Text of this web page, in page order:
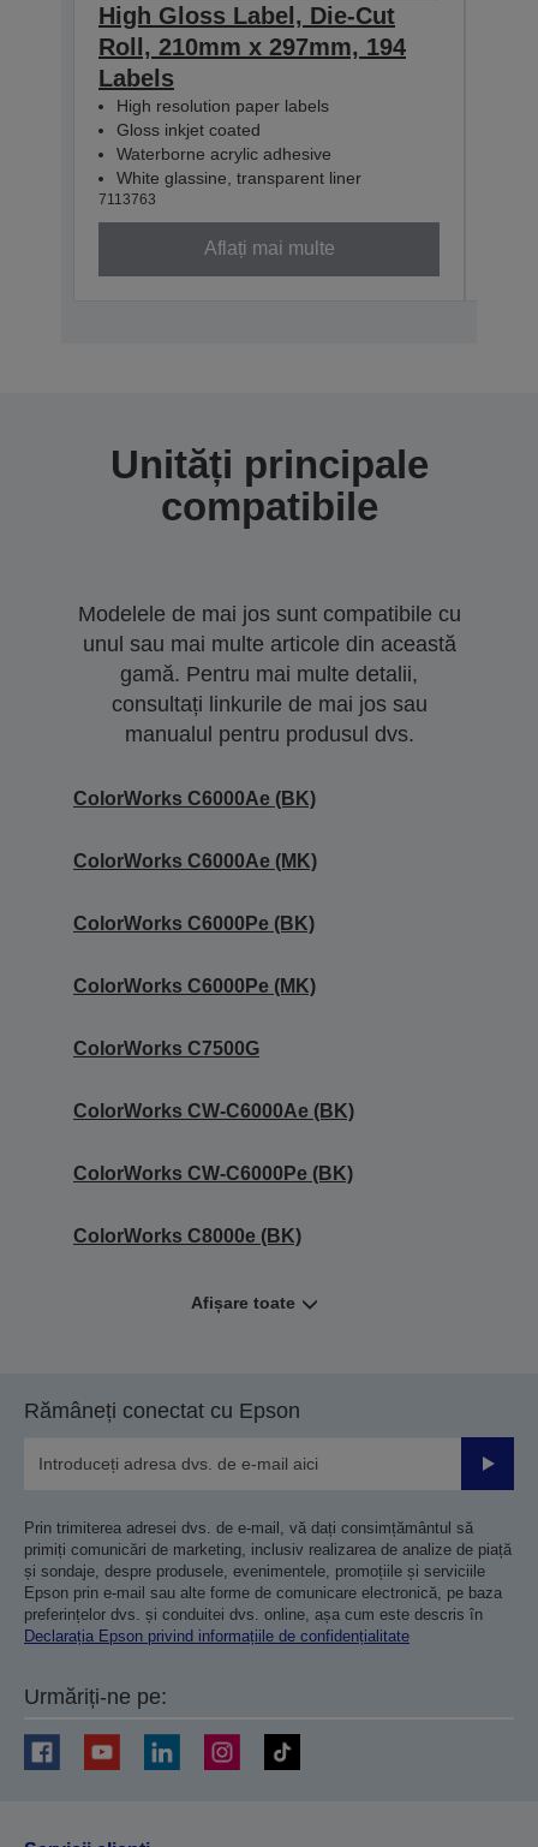
High Gloss Label, Die-Cut
Roll, 210mm x 297mm, 194
Labels
High resolution paper labels
Gloss inkjet coated
Waterborne acrylic adhesive
White glassine, transparent liner
7113763
Aflați mai multe
Unități principale
compatibile
Modelele de mai jos sunt compatibile cu
unul sau mai multe articole din această
gamă. Pentru mai multe detalii,
consultați linkurile de mai jos sau
manualul pentru produsul dvs.
ColorWorks C6000Ae (BK)
ColorWorks C6000Ae (MK)
ColorWorks C6000Pe (BK)
ColorWorks C6000Pe (MK)
ColorWorks C7500G
ColorWorks CW-C6000Ae (BK)
ColorWorks CW-C6000Pe (BK)
ColorWorks C8000e (BK)
Afișare toate
Rămâneți conectat cu Epson
Prin trimiterea adresei dvs. de e-mail, vă dați consimțământul să
primiți comunicări de marketing, inclusiv realizarea de analize de piață
și sondaje, despre produsele, evenimentele, promoțiile și serviciile
Epson prin e-mail sau alte forme de comunicare electronică, pe baza
preferințelor dvs. și conduitei dvs. online, așa cum este descris în
Declarația Epson privind informațiile de confidențialitate
Urmăriți-ne pe: